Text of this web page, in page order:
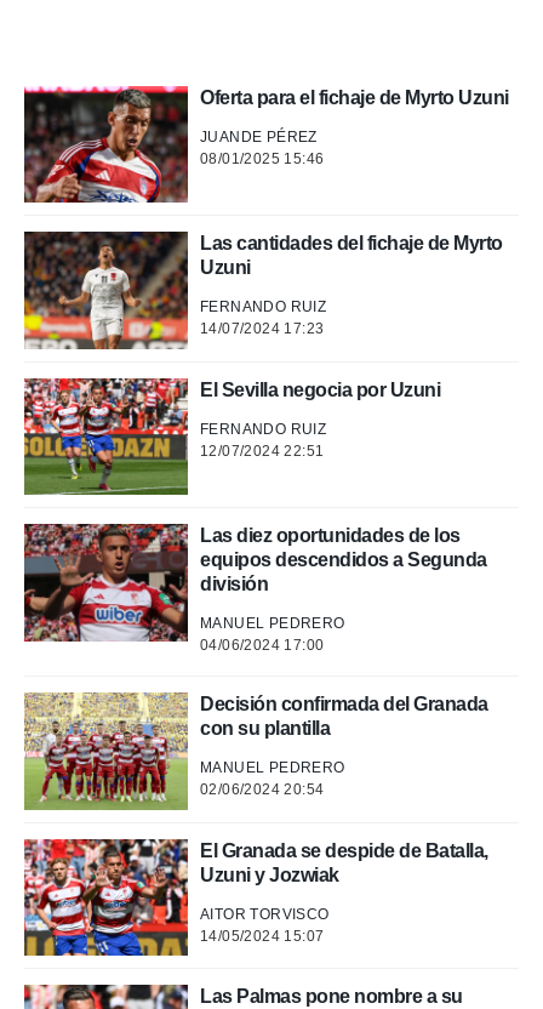
crear un
uso de
contenido
de la
el
del
de
de
de
de
uso de
con el
e
mediante
publicidad
1199
Oferta para el fichaje de Myrto Uzuni
JUANDE PÉREZ
08/01/2025 15:46
Las cantidades del fichaje de Myrto
Uzuni
FERNANDO RUIZ
14/07/2024 17:23
El Sevilla negocia por Uzuni
FERNANDO RUIZ
12/07/2024 22:51
Las diez oportunidades de los
equipos descendidos a Segunda
división
MANUEL PEDRERO
04/06/2024 17:00
Decisión confirmada del Granada
con su plantilla
MANUEL PEDRERO
02/06/2024 20:54
El Granada se despide de Batalla,
Uzuni y Jozwiak
AITOR TORVISCO
14/05/2024 15:07
Las Palmas pone nombre a su